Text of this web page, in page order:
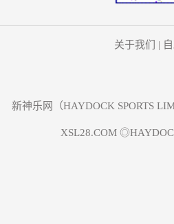
关于我们 |
新神乐网（HAYDOCK SPORTS
XSL28.COM